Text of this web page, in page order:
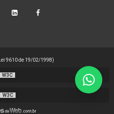
9610 de 19/02/1998)
W3C
W3C